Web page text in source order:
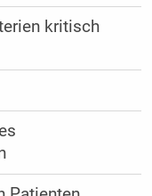
kritisch